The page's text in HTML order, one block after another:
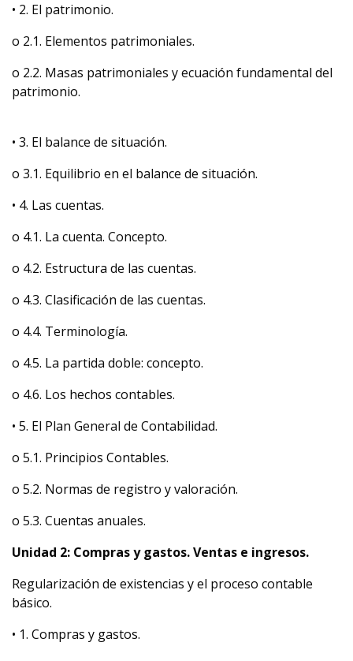
• 2. El patrimonio.
o 2.1. Elementos patrimoniales.
o 2.2. Masas patrimoniales y ecuación fundamental del
patrimonio.
• 3. El balance de situación.
o 3.1. Equilibrio en el balance de situación.
• 4. Las cuentas.
o 4.1. La cuenta. Concepto.
o 4.2. Estructura de las cuentas.
o 4.3. Clasificación de las cuentas.
o 4.4. Terminología.
o 4.5. La partida doble: concepto.
o 4.6. Los hechos contables.
• 5. El Plan General de Contabilidad.
o 5.1. Principios Contables.
o 5.2. Normas de registro y valoración.
o 5.3. Cuentas anuales.
Unidad 2: Compras y gastos. Ventas e ingresos.
Regularización de existencias y el proceso contable
básico.
• 1. Compras y gastos.